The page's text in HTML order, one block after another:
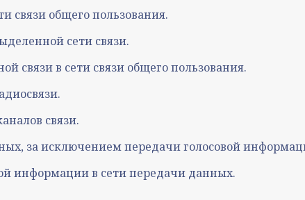
связи общего пользования.
сети связи.
связи в сети связи общего пользования.
связи.
за исключением передачи голосовой
информации в сети передачи данных.